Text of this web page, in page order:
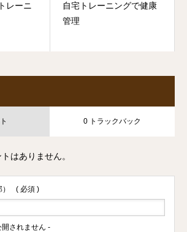
レーニ
自宅トレーニングで健康
管理
0 トラックバック
はありません。
( 必須 )
開されません -